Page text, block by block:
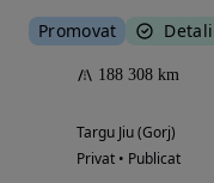
Promovat
188 308 km
Targu Jiu (Gorj)
Privat • Publicat